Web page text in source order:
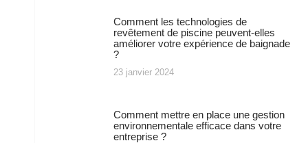
Comment les technologies de
revêtement de piscine peuvent-elles
améliorer votre expérience de baignade
?
23 janvier 2024
Comment mettre en place une gestion
environnementale efficace dans votre
entreprise ?